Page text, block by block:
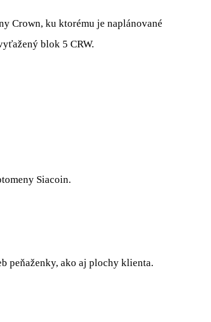
Crown, ku ktorému je naplánované
blok 5 CRW.
Siacoin.
peňaženky, ako aj plochy klienta.